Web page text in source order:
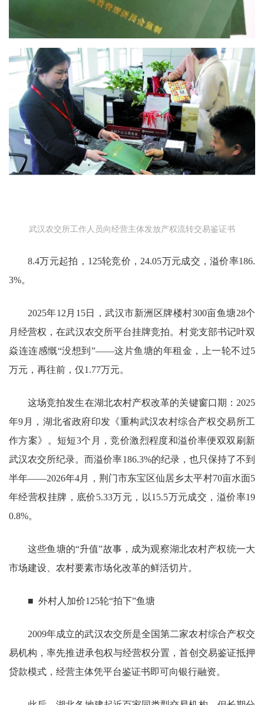
武汉农交所工作人员向经营主体发放产权流转交易鉴证书
8.4万元起拍，125轮竞价，24.05万元成交，溢价率186.
3%。
2025年12月15日，武汉市新洲区牌楼村300亩鱼塘28个
月经营权，在武汉农交所平台挂牌竞拍。村党支部书记叶双
焱连连感慨“没想到”——这片鱼塘的年租金，上一轮不过5
万元，再往前，仅1.77万元。
这场竞拍发生在湖北农村产权改革的关键窗口期：2025
年9月，湖北省政府印发《重构武汉农村综合产权交易所工
作方案》。短短3个月，竞价激烈程度和溢价率便双双刷新
武汉农交所纪录。而溢价率186.3%的纪录，也只保持了不到
半年——2026年4月，荆门市东宝区仙居乡太平村70亩水面5
年经营权挂牌，底价5.33万元，以15.5万元成交，溢价率19
0.8%。
这些鱼塘的“升值”故事，成为观察湖北农村产权统一大
市场建设、农村要素市场化改革的鲜活切片。
■ 外村人加价125轮“拍下”鱼塘
2009年成立的武汉农交所是全国第二家农村综合产权交
易机构，率先推进承包权与经营权分置，首创交易鉴证抵押
贷款模式，经营主体凭平台鉴证书即可向银行融资。